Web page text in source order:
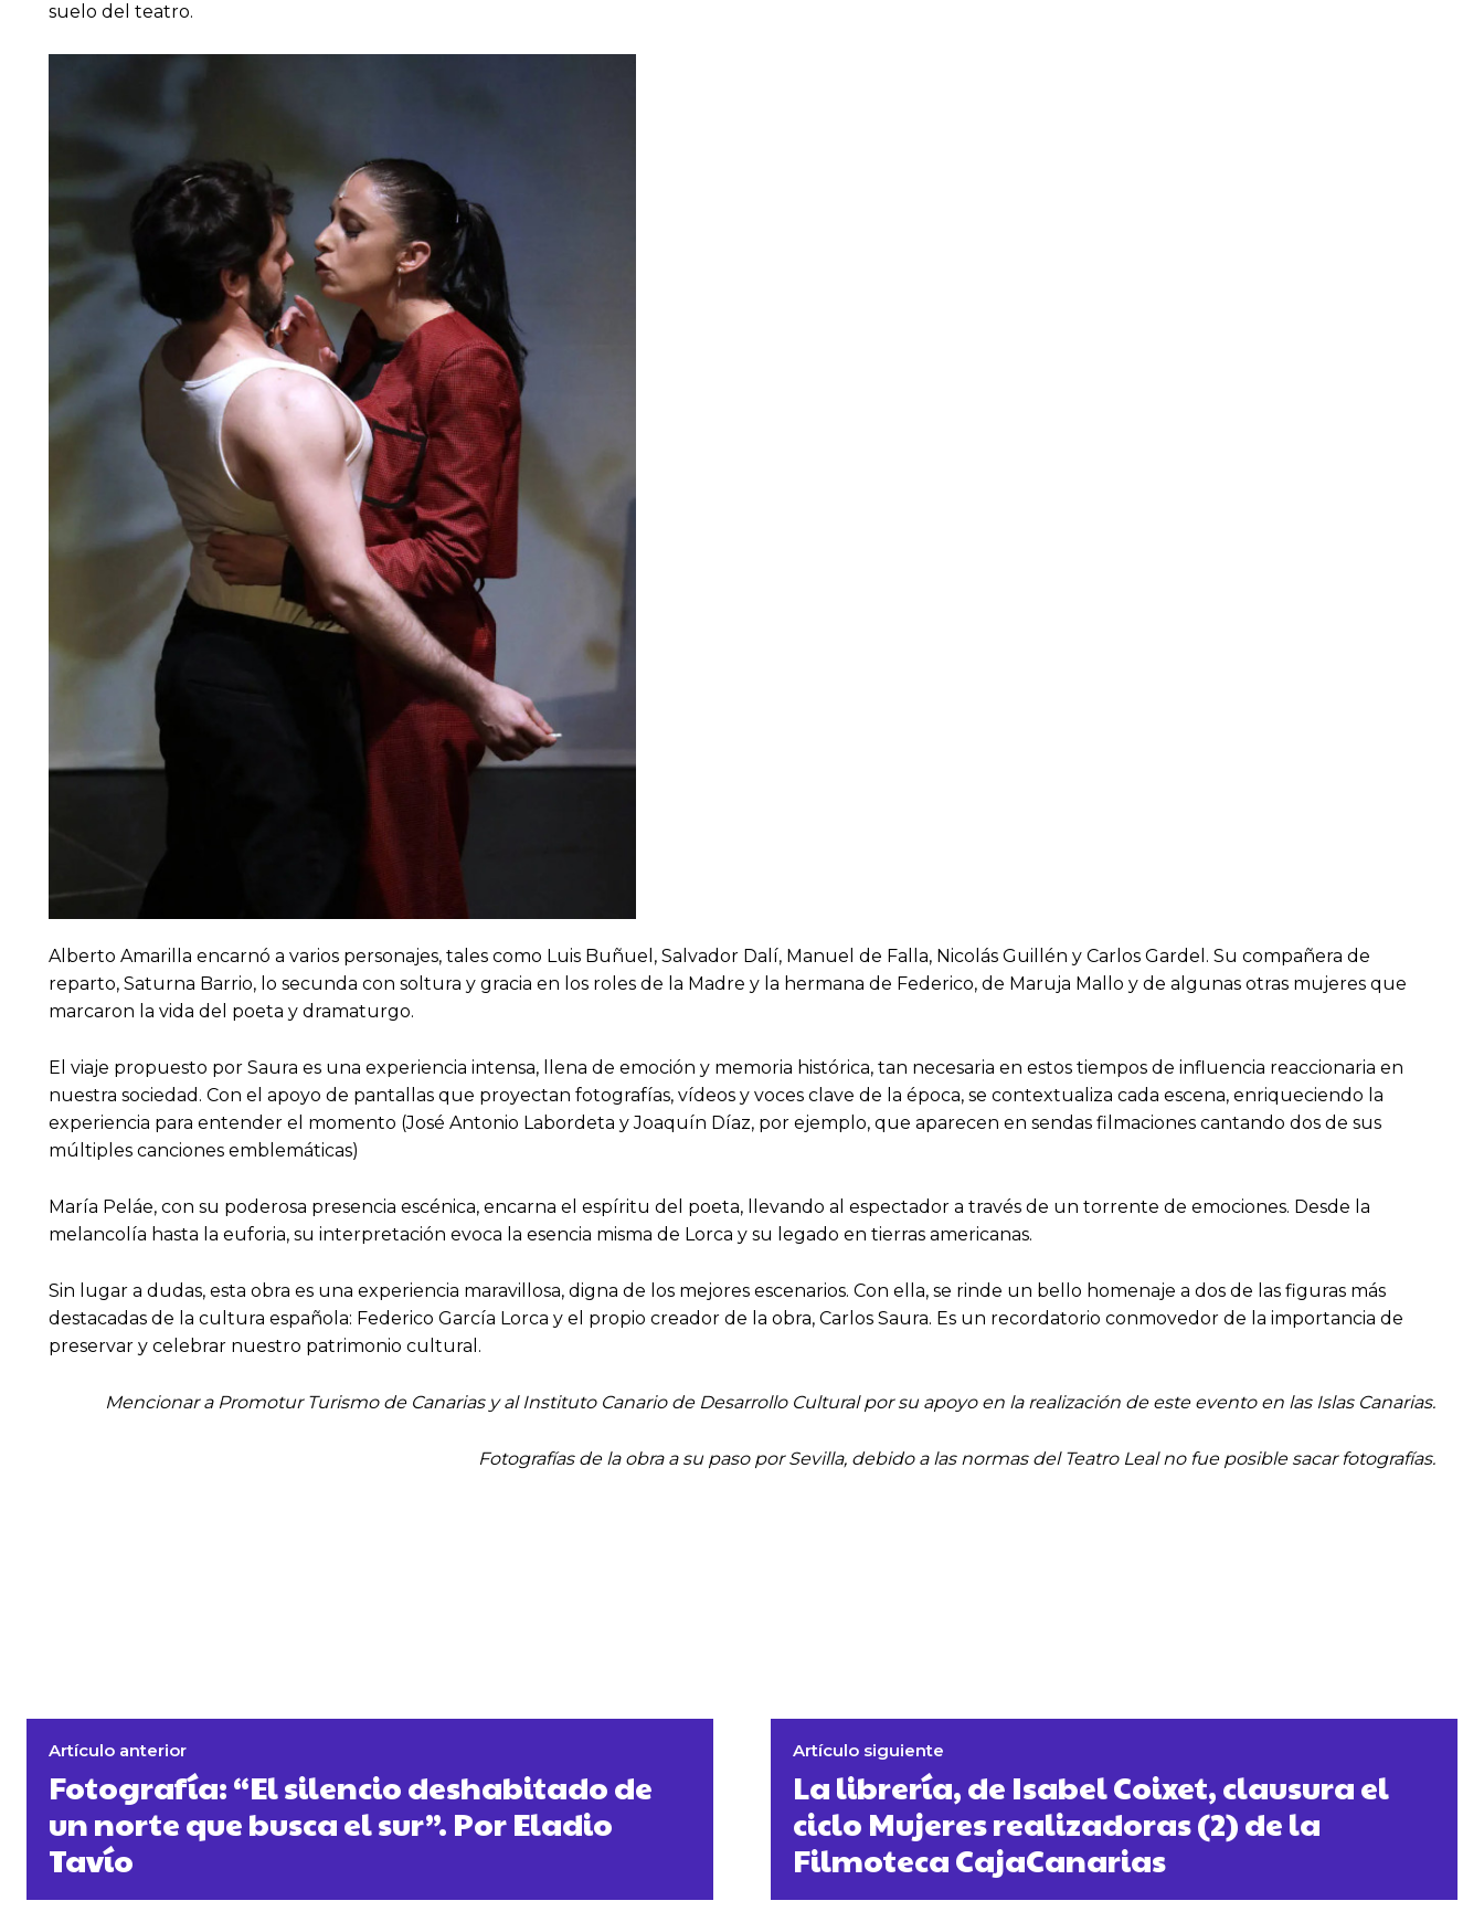
suelo del teatro.
Alberto Amarilla encarnó a varios personajes, tales como Luis Buñuel, Salvador Dalí, Manuel de Falla, Nicolás Guillén y Carlos Gardel. Su compañera de
reparto, Saturna Barrio, lo secunda con soltura y gracia en los roles de la Madre y la hermana de Federico, de Maruja Mallo y de algunas otras mujeres que
marcaron la vida del poeta y dramaturgo.
El viaje propuesto por Saura es una experiencia intensa, llena de emoción y memoria histórica, tan necesaria en estos tiempos de influencia reaccionaria en
nuestra sociedad. Con el apoyo de pantallas que proyectan fotografías, vídeos y voces clave de la época, se contextualiza cada escena, enriqueciendo la
experiencia para entender el momento (José Antonio Labordeta y Joaquín Díaz, por ejemplo, que aparecen en sendas filmaciones cantando dos de sus
múltiples canciones emblemáticas)
María Peláe, con su poderosa presencia escénica, encarna el espíritu del poeta, llevando al espectador a través de un torrente de emociones. Desde la
melancolía hasta la euforia, su interpretación evoca la esencia misma de Lorca y su legado en tierras americanas.
Sin lugar a dudas, esta obra es una experiencia maravillosa, digna de los mejores escenarios. Con ella, se rinde un bello homenaje a dos de las figuras más
destacadas de la cultura española: Federico García Lorca y el propio creador de la obra, Carlos Saura. Es un recordatorio conmovedor de la importancia de
preservar y celebrar nuestro patrimonio cultural.
Mencionar a Promotur Turismo de Canarias y al Instituto Canario de Desarrollo Cultural por su apoyo en la realización de este evento en las Islas Canarias.
Fotografías de la obra a su paso por Sevilla, debido a las normas del Teatro Leal no fue posible sacar fotografías.
Artículo anterior
Fotografía: “El silencio deshabitado de
un norte que busca el sur”. Por Eladio
Tavío
Artículo siguiente
La librería, de Isabel Coixet, clausura el
ciclo Mujeres realizadoras (2) de la
Filmoteca CajaCanarias